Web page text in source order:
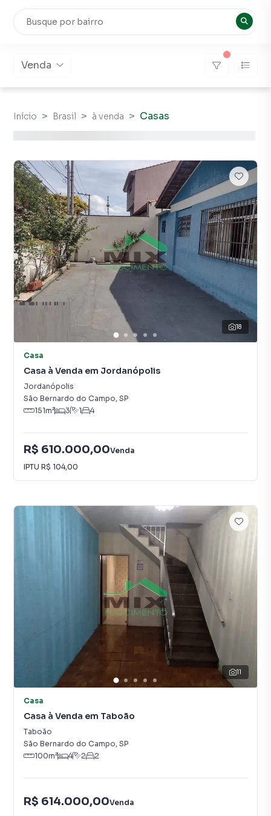
Venda
Início Brasil à venda Casas
18
Casa
Casa à Venda em Jordanópolis
Jordanópolis
São Bernardo do Campo, SP
151m² 3 1 4
R$ 610.000,00Venda
IPTU R$ 104,00
11
Casa
Casa à Venda em Taboão
Taboão
São Bernardo do Campo, SP
100m² 4 2 2
R$ 614.000,00Venda